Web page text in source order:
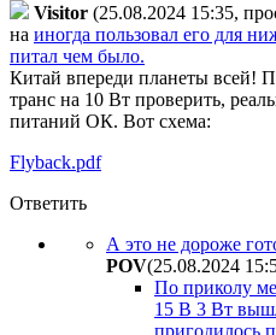
Visitor (25.08.2024 15:35,
на иногда пользовал его для
питал чем было.
Китай впереди планеты всей!
транс на 10 Вт проверить,
питаний ОК. Вот схема:
Flyback.pdf
Ответить
А это не дороже
POV(25.08.2024
По приколу
15 В 3 Вт
пригодилось